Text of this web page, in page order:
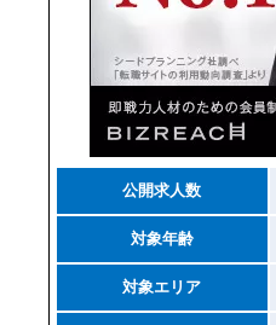
公開求人数
対象年齢
対象エリア